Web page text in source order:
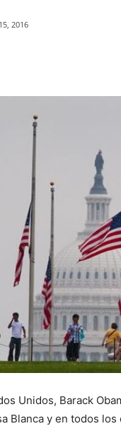
2016
Unidos, Barack
Blanca y en todos